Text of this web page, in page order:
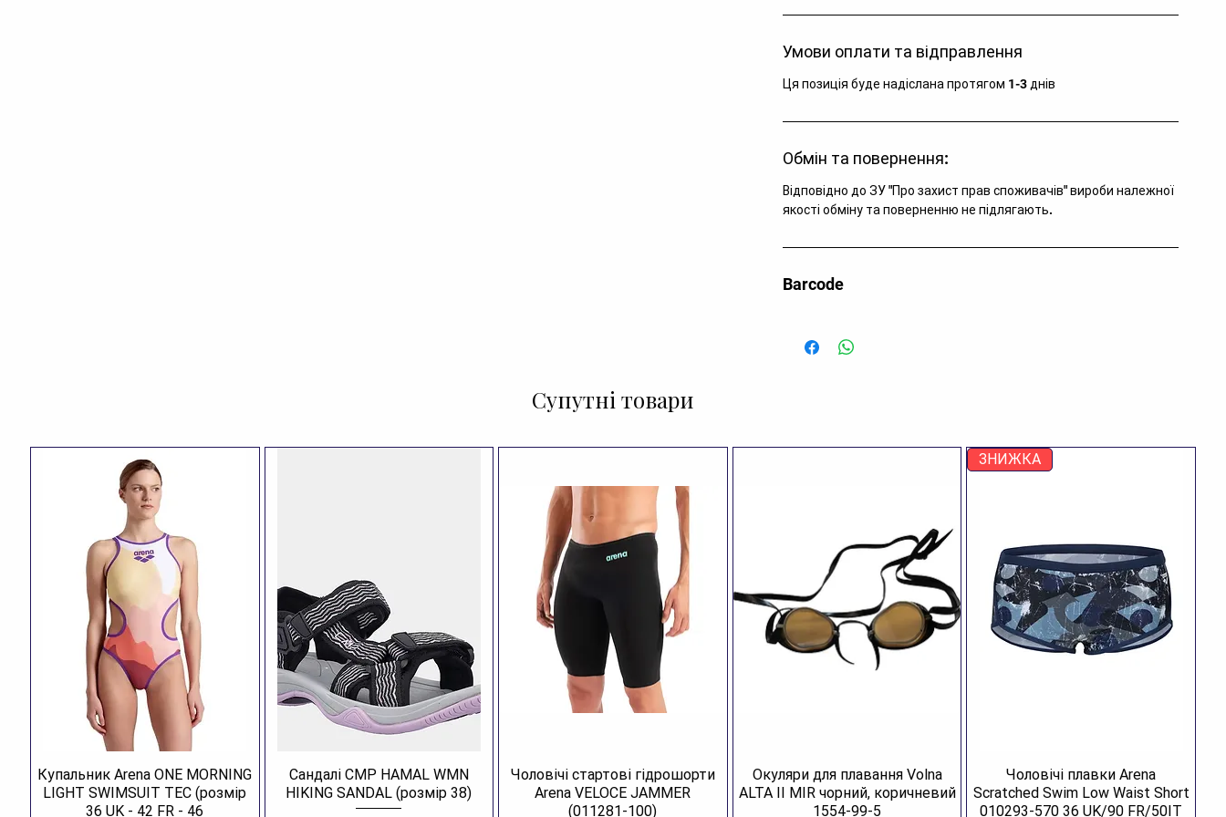
Умови оплати та відправлення
Ця позиція буде надіслана протягом 1-3 днів
Обмін та повернення:
Відповідно до ЗУ "Про захист прав споживачів" вироби належної
якості обміну та поверненню не підлягають.
Barcode
Супутні товари
Купальник Arena ONE MORNING
LIGHT SWIMSUIT TEC (розмір
36 UK - 42 FR - 46
Сандалі CMP HAMAL WMN
HIKING SANDAL (розмір 38)
Чоловічі стартові гідрошорти
Arena VELOCE JAMMER
(011281-100)
Окуляри для плавання Volna
ALTA II MIR чорний, коричневий
1554-99-5
ЗНИЖКА
Чоловічі плавки Arena
Scratched Swim Low Waist Short
010293-570 36 UK/90 FR/50IT